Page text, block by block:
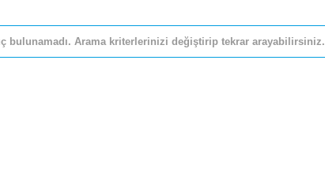
bulunamadı. Arama kriterlerinizi değiştirip tekrar arayabilirsiniz.